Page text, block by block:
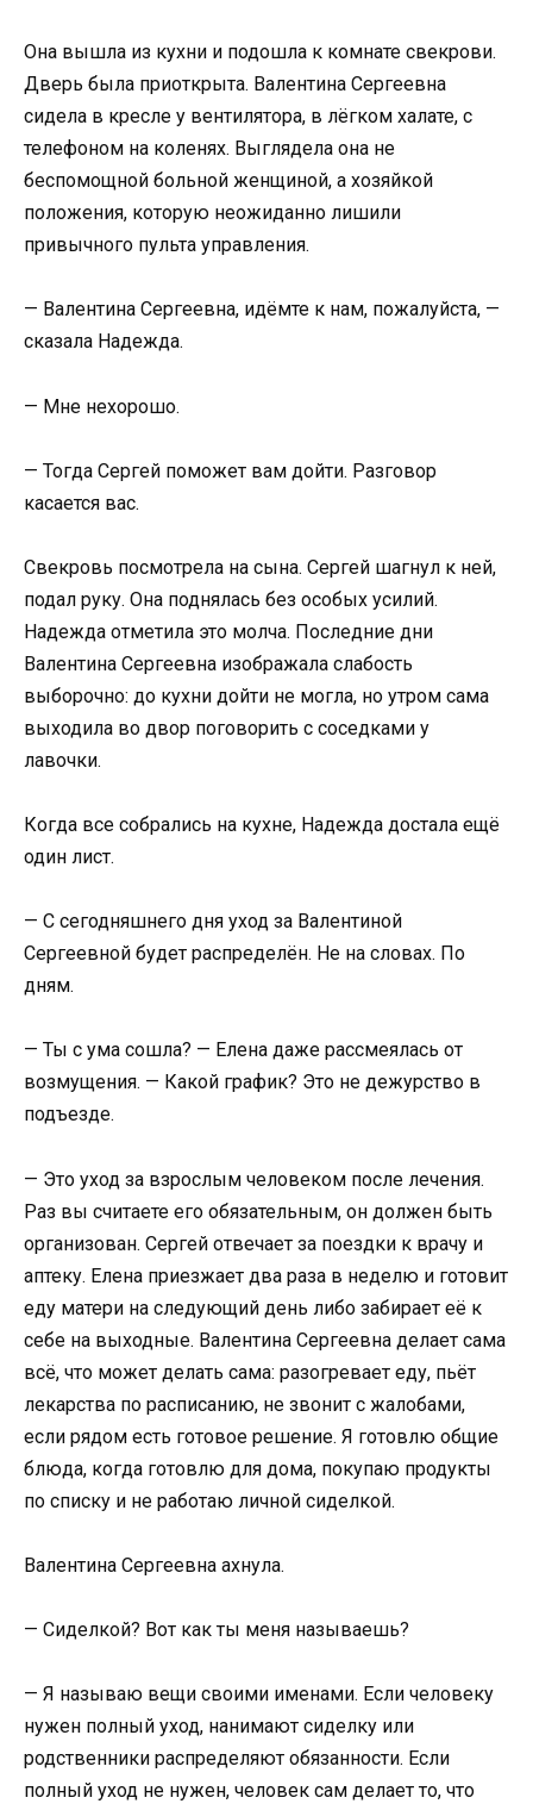
Она вышла из кухни и подошла к комнате свекрови.
Дверь была приоткрыта. Валентина Сергеевна
сидела в кресле у вентилятора, в лёгком халате, с
телефоном на коленях. Выглядела она не
беспомощной больной женщиной, а хозяйкой
положения, которую неожиданно лишили
привычного пульта управления.
— Валентина Сергеевна, идёмте к нам, пожалуйста, —
сказала Надежда.
— Мне нехорошо.
— Тогда Сергей поможет вам дойти. Разговор
касается вас.
Свекровь посмотрела на сына. Сергей шагнул к ней,
подал руку. Она поднялась без особых усилий.
Надежда отметила это молча. Последние дни
Валентина Сергеевна изображала слабость
выборочно: до кухни дойти не могла, но утром сама
выходила во двор поговорить с соседками у
лавочки.
Когда все собрались на кухне, Надежда достала ещё
один лист.
— С сегодняшнего дня уход за Валентиной
Сергеевной будет распределён. Не на словах. По
дням.
— Ты с ума сошла? — Елена даже рассмеялась от
возмущения. — Какой график? Это не дежурство в
подъезде.
— Это уход за взрослым человеком после лечения.
Раз вы считаете его обязательным, он должен быть
организован. Сергей отвечает за поездки к врачу и
аптеку. Елена приезжает два раза в неделю и готовит
еду матери на следующий день либо забирает её к
себе на выходные. Валентина Сергеевна делает сама
всё, что может делать сама: разогревает еду, пьёт
лекарства по расписанию, не звонит с жалобами,
если рядом есть готовое решение. Я готовлю общие
блюда, когда готовлю для дома, покупаю продукты
по списку и не работаю личной сиделкой.
Валентина Сергеевна ахнула.
— Сиделкой? Вот как ты меня называешь?
— Я называю вещи своими именами. Если человеку
нужен полный уход, нанимают сиделку или
родственники распределяют обязанности. Если
полный уход не нужен, человек сам делает то, что